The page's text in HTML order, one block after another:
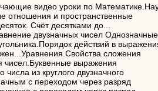
видео уроки по
отношения и пространственные
Счёт десятками до...
двузначных чисел
действий в
сложения
выражения
из круглого двузначного
с переходом через разряд